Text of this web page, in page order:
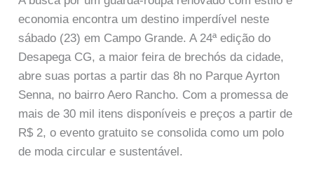
economia encontra um destino imperdível neste
sábado (23) em Campo Grande. A 24ª edição do
Desapega CG, a maior feira de brechós da cidade,
abre suas portas a partir das 8h no Parque Ayrton
Senna, no bairro Aero Rancho. Com a promessa de
mais de 30 mil itens disponíveis e preços a partir de
R$ 2, o evento gratuito se consolida como um polo
de moda circular e sustentável.